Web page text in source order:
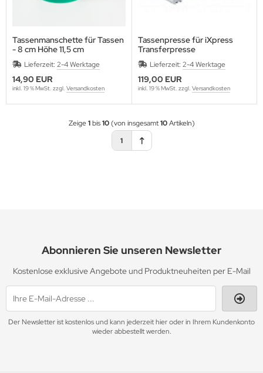
Tassenmanschette für Tassen
- 8 cm Höhe 11,5 cm
Lieferzeit: 2-4 Werktage
14,90 EUR
inkl. 19 % MwSt. zzgl. Versandkosten
Tassenpresse für iXpress
Transferpresse
Lieferzeit: 2-4 Werktage
119,00 EUR
inkl. 19 % MwSt. zzgl. Versandkosten
Zeige1bis10(von insgesamt10Artikeln)
1
Abonnieren Sie unseren Newsletter
Kostenlose exklusive Angebote und Produktneuheiten per E-Mail
Der Newsletter ist kostenlos und kann jederzeit hier oder in Ihrem Kundenkonto
wieder abbestellt werden.